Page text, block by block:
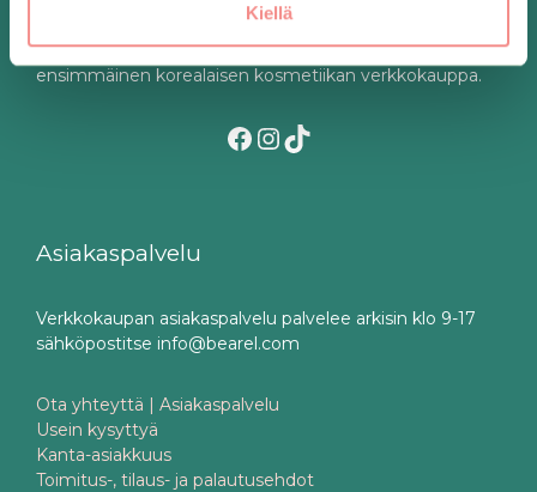
Kiellä
Bearel on vuonna 2016 perustettu, Suomen
ensimmäinen korealaisen kosmetiikan verkkokauppa.
Facebook
Instagram
TikTok
Asiakaspalvelu
Verkkokaupan asiakaspalvelu palvelee arkisin klo 9-17
sähköpostitse info@bearel.com
Ota yhteyttä | Asiakaspalvelu
Usein kysyttyä
Kanta-asiakkuus
Toimitus-, tilaus- ja palautusehdot